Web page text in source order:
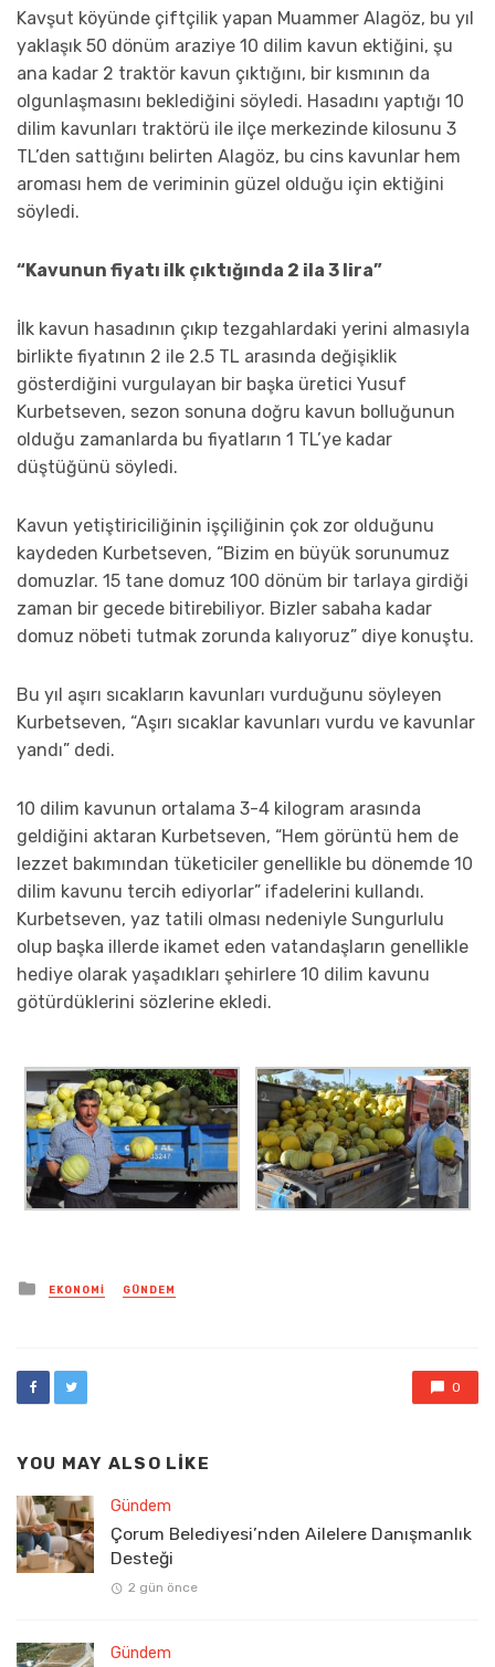
Kavşut köyünde çiftçilik yapan Muammer Alagöz, bu yıl
yaklaşık 50 dönüm araziye 10 dilim kavun ektiğini, şu
ana kadar 2 traktör kavun çıktığını, bir kısmının da
olgunlaşmasını beklediğini söyledi. Hasadını yaptığı 10
dilim kavunları traktörü ile ilçe merkezinde kilosunu 3
TL’den sattığını belirten Alagöz, bu cins kavunlar hem
aroması hem de veriminin güzel olduğu için ektiğini
söyledi.
“Kavunun fiyatı ilk çıktığında 2 ila 3 lira”
İlk kavun hasadının çıkıp tezgahlardaki yerini almasıyla
birlikte fiyatının 2 ile 2.5 TL arasında değişiklik
gösterdiğini vurgulayan bir başka üretici Yusuf
Kurbetseven, sezon sonuna doğru kavun bolluğunun
olduğu zamanlarda bu fiyatların 1 TL’ye kadar
düştüğünü söyledi.
Kavun yetiştiriciliğinin işçiliğinin çok zor olduğunu
kaydeden Kurbetseven, “Bizim en büyük sorunumuz
domuzlar. 15 tane domuz 100 dönüm bir tarlaya girdiği
zaman bir gecede bitirebiliyor. Bizler sabaha kadar
domuz nöbeti tutmak zorunda kalıyoruz” diye konuştu.
Bu yıl aşırı sıcakların kavunları vurduğunu söyleyen
Kurbetseven, “Aşırı sıcaklar kavunları vurdu ve kavunlar
yandı” dedi.
10 dilim kavunun ortalama 3-4 kilogram arasında
geldiğini aktaran Kurbetseven, “Hem görüntü hem de
lezzet bakımından tüketiciler genellikle bu dönemde 10
dilim kavunu tercih ediyorlar” ifadelerini kullandı.
Kurbetseven, yaz tatili olması nedeniyle Sungurlulu
olup başka illerde ikamet eden vatandaşların genellikle
hediye olarak yaşadıkları şehirlere 10 dilim kavunu
götürdüklerini sözlerine ekledi.
Posted
in
EKONOMI GÜNDEM
0
YOU MAY ALSO LIKE
Gündem
Çorum Belediyesi’nden Ailelere Danışmanlık
Desteği
2 gün önce
Gündem